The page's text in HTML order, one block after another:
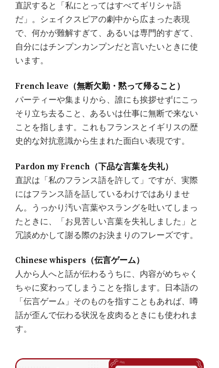
直訳すると「私にとってはすべてギリシャ語
だ」。シェイクスピアの劇中から広まった表現
で、何かが難解すぎて、あるいは専門的すぎて、
自分にはチンプンカンプンだと言いたいときに使
います。
French leave（無断欠勤・黙って帰ること）
パーティーや集まりから、誰にも挨拶せずにこっ
そり立ち去ること、あるいは仕事に無断で来ない
ことを指します。これもフランスとイギリスの歴
史的な対抗意識から生まれた面白い表現です。
Pardon my French（下品な言葉を失礼）
直訳は「私のフランス語を許して」ですが、実際
にはフランス語を話しているわけではありませ
ん。うっかり汚い言葉やスラングを吐いてしまっ
たときに、「お見苦しい言葉を失礼しました」と
冗談めかして謝る際のお決まりのフレーズです。
Chinese whispers（伝言ゲーム）
人から人へと話が伝わるうちに、内容がめちゃく
ちゃに変わってしまうことを指します。日本語の
「伝言ゲーム」そのものを指すこともあれば、噂
話が歪んで伝わる状況を皮肉るときにも使われま
す。